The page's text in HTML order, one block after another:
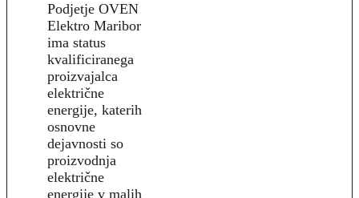
Podjetje OVEN
Elektro Maribor
ima status
kvalificiranega
proizvajalca
električne
energije, katerih
osnovne
dejavnosti so
proizvodnja
električne
energije v malih